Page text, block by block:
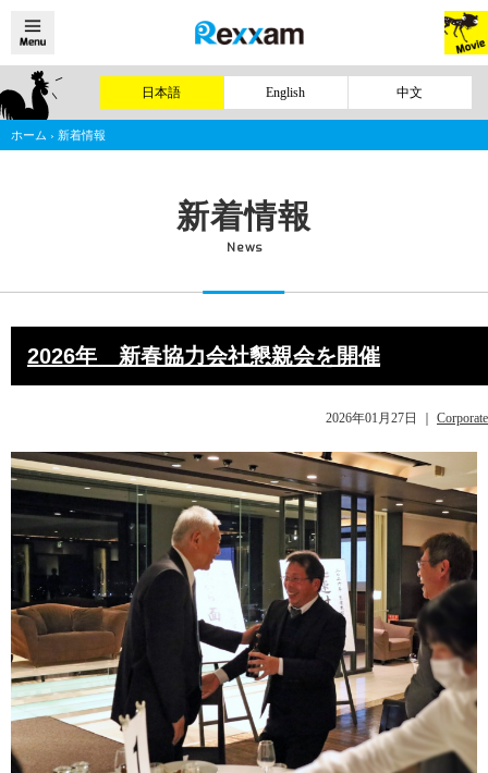
日本語 English 中文
ホーム › 新着情報
新着情報
News
2026年 新春協力会社懇親会を開催
2026年01月27日 Corporate